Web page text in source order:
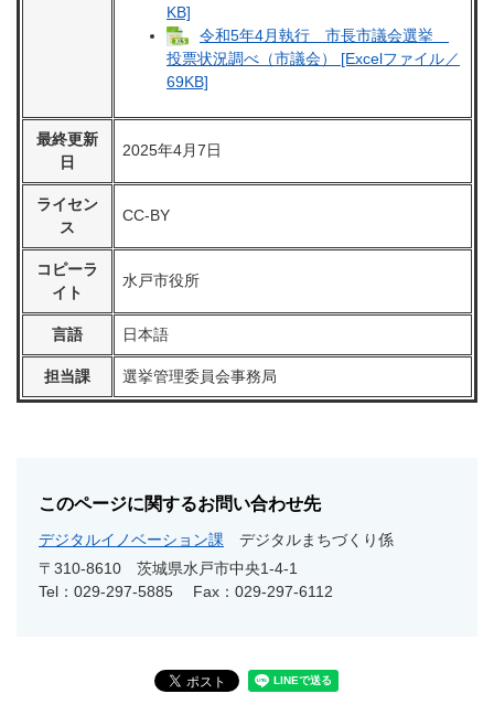
KB]
令和5年4月執行 市長市議会選挙
投票状況調べ（市議会） [Excelファイル／
69KB]
最終更新
日
2025年4月7日
ライセン
ス
CC-BY
コピーラ
イト
水戸市役所
言語 日本語
担当課 選挙管理委員会事務局
このページに関するお問い合わせ先
デジタルイノベーション課
デジタルまちづくり係
〒310-8610
茨城県水戸市中央1-4-1
Tel：029-297-5885
Fax：029-297-6112